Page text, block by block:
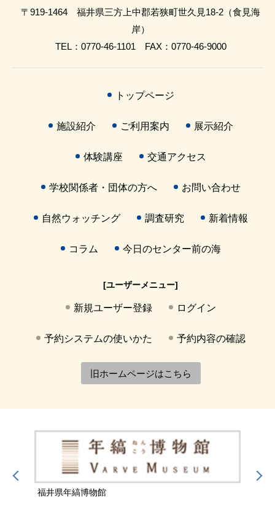
〒919-1464 福井県三方上中郡若狭町世久見18-2（食見海
岸）
TEL：0770-46-1101 FAX：0770-46-9000
トップページ
施設紹介 ご利用案内 展示紹介
体験講座 交通アクセス
学校関係者・団体の方へ お問い合わせ
自然ウォッチング 調査研究 新着情報
コラム 今日のセンター前の海
[ユーザーメニュー]
新規ユーザー登録 ログイン
予約システムの使いかた 予約内容の確認
旧ホームページはこちら
福井県年縞博物館